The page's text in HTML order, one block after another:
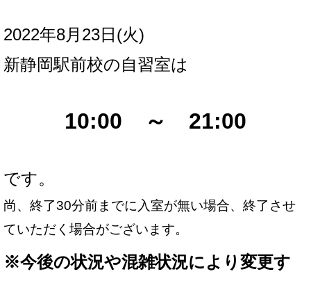
2022年8月23日(火)
新静岡駅前校の自習室は
10:00 ～ 21:00
です。
尚、終了30分前までに入室が無い場合、終了させ
ていただく場合がございます。
※今後の状況や混雑状況により変更す